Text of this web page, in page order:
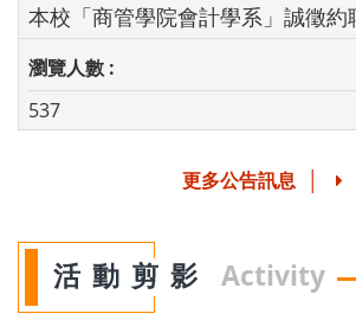
本校「商管學院會計學系」誠徵約
537
更多公告訊息
活動剪影 Activity